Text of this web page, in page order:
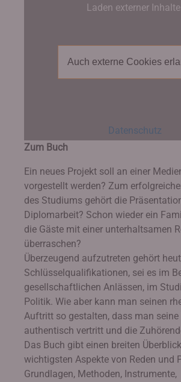
Laden externer
Auch externe Cookies
Datenschutz
Zum Buch
Ein neues Projekt soll an einer
vorgestellt werden? Zum
des Studiums gehört die
Diplomarbeit? Schon wieder ein
die Gäste mit einer unterhaltsamen
überraschen?
Überzeugend aufzutreten gehört
Schlüsselqualifikationen, sei es im
gesellschaftlichen Anlässen, im
Politik. Wie aber kann man seinen
Auftritt so gestalten, dass man
authentisch vertritt und die
Das Buch gibt einen breiten
wichtigsten Aspekte von Reden und
Grundlagen, Methoden, Instrumente,